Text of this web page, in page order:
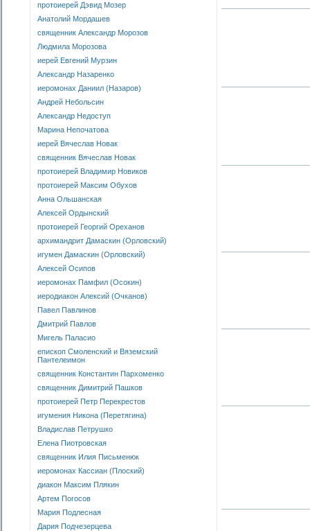
протоиерей Дэвид Мозер
Анатолий Мордашев
священник Александр Морозов
Людмила Морозова
иерей Евгений Мурзин
Александр Назаренко
иеромонах Даниил (Назаров)
Андрей Небольсин
Александр Недоступ
Марина Непочатова
иерей Вячеслав Новак
священник Вячеслав Новак
протоиерей Владимир Новиков
протоиерей Максим Обухов
Анна Ольшанская
Алексей Ордынский
протоиерей Георгий Ореханов
архимандрит Дамаскин (Орловский)
игумен Дамаскин (Орловский)
Алексей Осипов
иеромонах Памфил (Осокин)
иеродиакон Алексий (Очканов)
Павел Павлинов
Дмитрий Павлов
Мигель Паласио
епископ Смоленский и Вяземский
Пантелеимон
священник Константин Пархоменко
священник Димитрий Пашков
протоиерей Петр Перекрестов
игумения Никона (Перетягина)
Владислав Петрушко
Елена Пиотровская
священник Илия Письменюк
иеромонах Кассиан (Плоский)
диакон Максим Плякин
Артем Погосов
Мария Подлесная
Дария Подчезерцева